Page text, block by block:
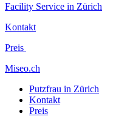
Facility Service in Zürich
Kontakt
Preis
Miseo.ch
Putzfrau in Zürich
Kontakt
Preis